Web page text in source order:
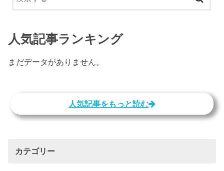
人気記事ランキング
まだデータがありません。
人気記事をもっと読む
カテゴリー